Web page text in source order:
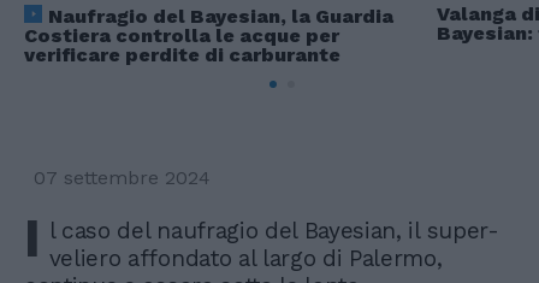
Naufragio del Bayesian, la Guardia
Costiera controlla le acque per
verificare perdite di carburante
Valanga
07 settembre 2024
I l caso del naufragio del Bayesian, il super-
veliero affondato al largo di Palermo,